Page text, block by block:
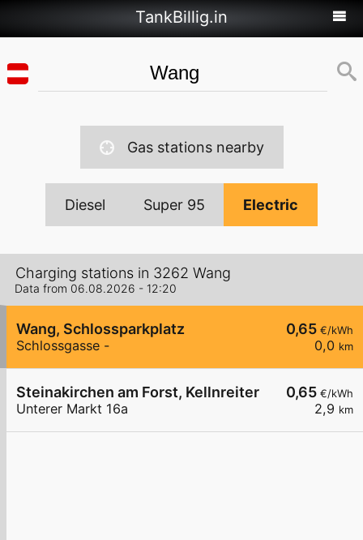
TankBillig.in
Gas stations nearby
Diesel Super 95 Electric
Charging stations in 3262 Wang
Data from 06.08.2026 - 12:20
0,65 €/kWh
0,0 km
Wang, Schlossparkplatz
Schlossgasse -
0,65 €/kWh
2,9 km
Steinakirchen am Forst, Kellnreiter
Unterer Markt 16a